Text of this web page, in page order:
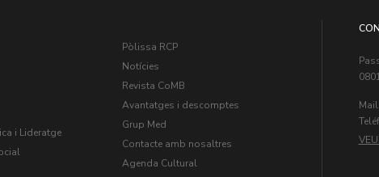
i Lideratge
Pòlissa RCP
Notícies
Revista CoMB
Avantatges i descomptes
Grup Med
Contacte amb nosaltres
Agenda Cultural
Mail: